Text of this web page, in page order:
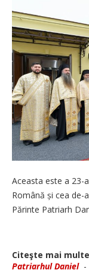
Aceasta este a 23-
Română și cea de-
Părinte Patriarh
Citeşte mai
Patriarhul Daniel-